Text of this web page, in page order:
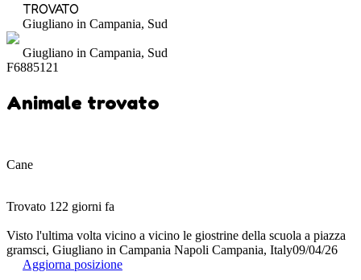
TROVATO
Giugliano in Campania, Sud
Giugliano in Campania, Sud
F6885121
Animale trovato
Cane
Trovato 122 giorni fa
Visto l'ultima volta vicino a vicino le giostrine della scuola a piazza
gramsci, Giugliano in Campania Napoli Campania, Italy09/04/26
Aggiorna posizione